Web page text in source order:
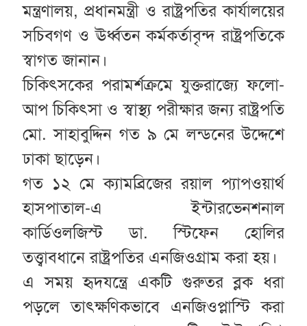
মন্ত্রণালয়, প্রধানমন্ত্রী ও রাষ্ট্রপতির কার্যালয়ের
সচিবগণ ও ঊর্ধ্বতন কর্মকর্তাবৃন্দ রাষ্ট্রপতিকে
স্বাগত জানান।
চিকিৎসকের পরামর্শক্রমে যুক্তরাজ্যে ফলো-
আপ চিকিৎসা ও স্বাস্থ্য পরীক্ষার জন্য রাষ্ট্রপতি
মো. সাহাবুদ্দিন গত ৯ মে লন্ডনের উদ্দেশে
ঢাকা ছাড়েন।
গত ১২ মে ক্যামব্রিজের রয়াল প্যাপওয়ার্থ
হাসপাতাল-এ ইন্টারভেনশনাল
কার্ডিওলজিস্ট ডা. স্টিফেন হোলির
তত্ত্বাবধানে রাষ্ট্রপতির এনজিওগ্রাম করা হয়।
এ সময় হৃদযন্ত্রে একটি গুরুতর ব্লক ধরা
পড়লে তাৎক্ষণিকভাবে এনজিওপ্লাস্টি করা